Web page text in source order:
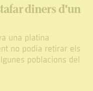
diners d'un
una platina
no podia retirar els
poblacions del